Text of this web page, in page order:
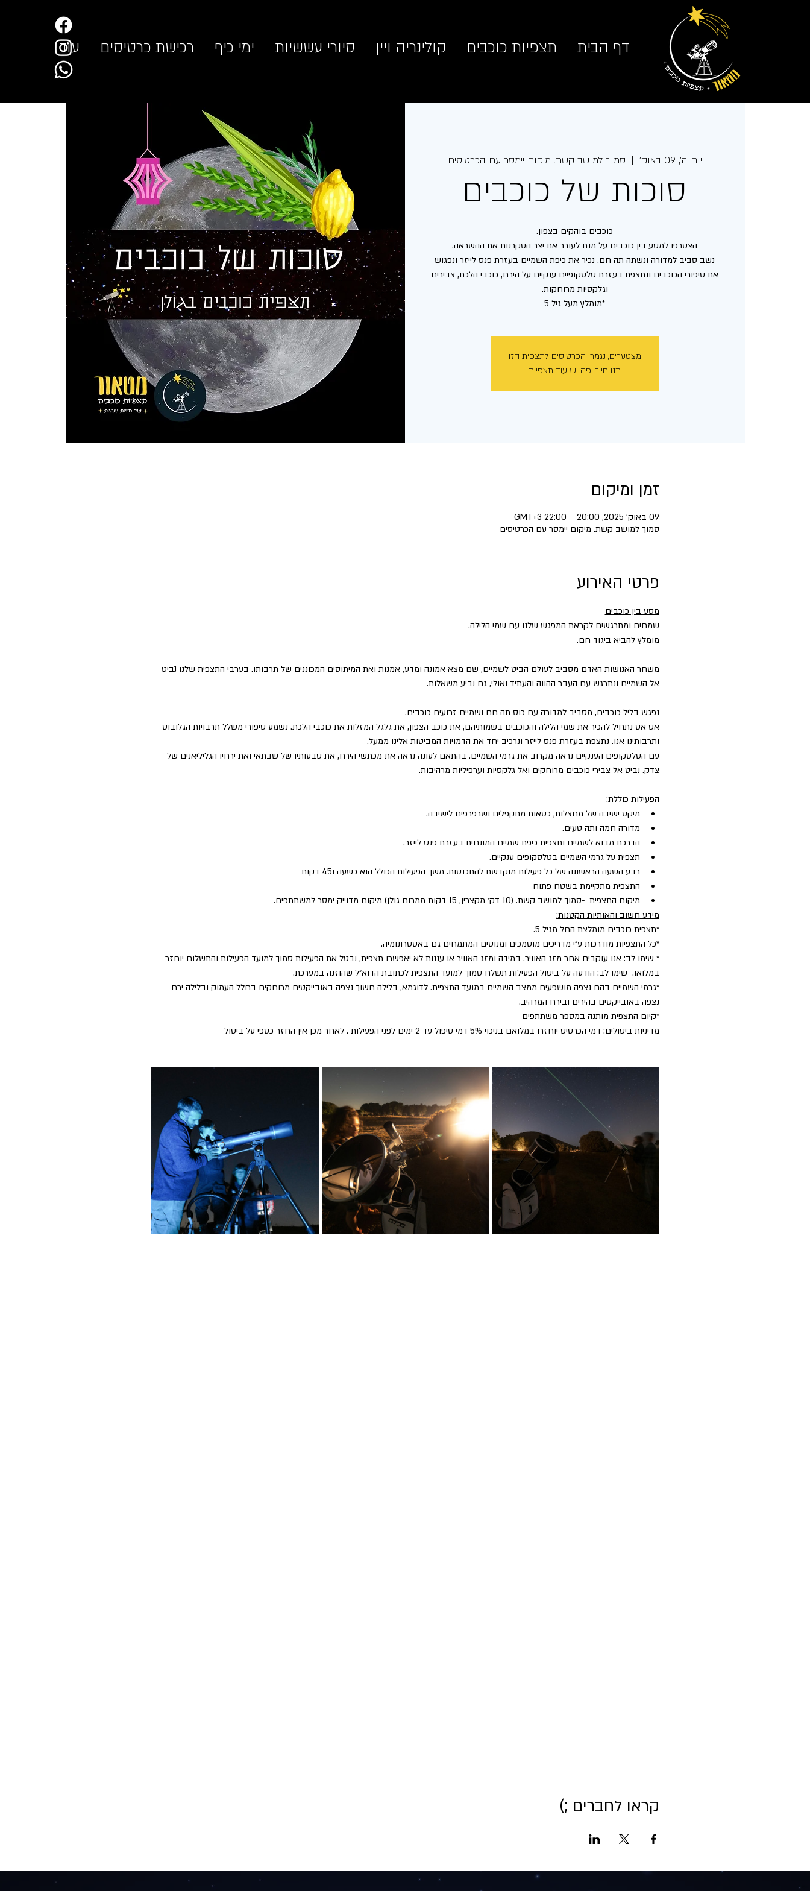
דף הבית תצפיות כוכבים קולינריה ויין סיורי עששיות ימי כיף רכישת כרטיסים עוד
יום ה׳, 09 באוק׳
  |
סמוך למושב קשת. מיקום יימסר עם הכרטיסים
סוכות של כוכבים
כוכבים בוהקים בצפון.
הצטרפו למסע בין כוכבים על מנת לעורר את יצר הסקרנות את ההשראה.
נשב סביב למדורה ונשתה תה חם. נכיר את כיפת השמיים בעזרת פנס לייזר ונפגוש
את סיפורי הכוכבים ונתצפת בעזרת טלסקופיים ענקיים על הירח, כוכבי הלכת, צבירים
*מומלץ מעל גיל 5
מצטערים, נגמרו הכרטיסים לתצפית הזו
תנו חיוך, פה יש עוד תצפיות
זמן ומיקום
09 באוק׳ 2025, 20:00 – 22:00 GMT‎+3‎
סמוך למושב קשת. מיקום יימסר עם הכרטיסים
פרטי האירוע
מסע בין כוכבים
שמחים ומתרגשים לקראת המפגש שלנו עם שמי הלילה.
מומלץ להביא ביגוד חם.
משחר האנושות האדם מסביב לעולם הביט לשמיים, שם מצא אמונה ומדע, אמנות ואת המיתוסים המכוננים של תרבותו. בערבי התצפית שלנו נביט
אל השמיים ונתרגש עם העבר ההווה והעתיד ואולי, גם נביע משאלות.
נפגש בליל כוכבים, מסביב למדורה עם כוס תה חם ושמיים זרועים כוכבים.
אט אט נתחיל להכיר את שמי הלילה והכוכבים בשמותיהם, את כוכב הצפון, את גלגל המזלות את כוכבי הלכת. נשמע סיפורי משלל תרבויות הגלובוס
ותרבותינו אנו. נתצפת בעזרת פנס לייזר ונרכיב יחד את הדמויות המביטות אלינו ממעל.
עם הטלסקופים הענקיים נראה מקרוב את גרמי השמיים. בהתאם לעונה נראה את מכתשי הירח, את טבעותיו של שבתאי ואת ירחיו הגליליאנים של
צדק. נביט אל צבירי כוכבים מרוחקים ואל גלקסיות וערפיליות מרהיבות.
הפעילות כוללת:
מיקס ישיבה של מחצלות, כסאות מתקפלים ושרפרפים לישיבה.
מדורה חמה ותה טעים.
הדרכת מבוא לשמיים ותצפית כיפת שמיים המונחית בעזרת פנס לייזר.
תצפית על גרמי השמיים בטלסקופים ענקיים.
רבע השעה הראשונה של כל פעילות מוקדשת להתכנסות. משך הפעילות הכולל הוא כשעה ו45 דקות
התצפית מתקיימת בשטח פתוח
מיקום התצפית  -סמוך למושב קשת. (10 דק׳ מקצרין, 15 דקות ממרום גולן) מיקום מדוייק ימסר למשתתפים.
מידע חשוב והאותיות הקטנות:
*תצפית כוכבים מומלצת החל מגיל 5.
*כל התצפיות מודרכות ע״י מדריכים מוסמכים ומנוסים המתמחים גם באסטרונומיה.
* שימו לב: אנו עוקבים אחר מזג האוויר. במידה ומזג האוויר או עננות לא יאפשרו תצפית, נבטל את הפעילות סמוך למועד הפעילות והתשלום יוחזר
במלואו.  שימו לב: הודעה על ביטול הפעילות תשלח סמוך למועד התצפית לכתובת הדוא״ל שהוזנה במערכת.
*גרמי השמיים בהם נצפה מושפעים ממצב השמיים במועד התצפית. לדוגמא, בלילה חשוך נצפה באובייקטים מרוחקים בחלל העמוק ובלילה ירח
נצפה באובייקטים בהירים ובירח המרהיב.
​*קיום התצפית מותנה במספר משתתפים
מדיניות ביטולים: דמי הכרטיס יוחזרו במלואם בניכוי 5% דמי טיפול עד 2 ימים לפני הפעילות . לאחר מכן אין החזר כספי על ביטול
קראו לחברים ;)